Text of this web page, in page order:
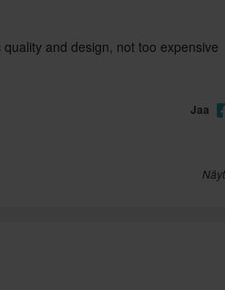
and design, not too expensive
Jaa